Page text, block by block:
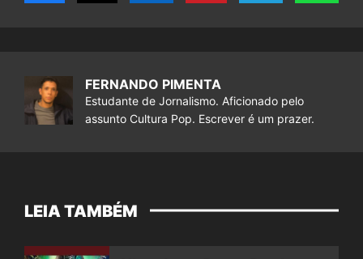
FERNANDO PIMENTA
Estudante de Jornalismo. Aficionado pelo
assunto Cultura Pop. Escrever é um prazer.
LEIA TAMBÉM